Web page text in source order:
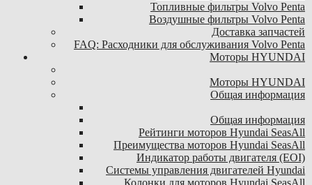
Топливные фильтры Volvo Penta
Воздушные фильтры Volvo Penta
Доставка запчастей
FAQ: Расходники для обслуживания Volvo Penta
Моторы HYUNDAI
Моторы HYUNDAI
Общая информация
Общая информация
Рейтинги моторов Hyundai SeasAll
Преимущества моторов Hyundai SeasAll
Индикатор работы двигателя (EOI)
Системы управления двигателей Hyundai
Колонки для моторов Hyundai SeasAll